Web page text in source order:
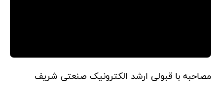
مصاحبه با قبولی ارشد الکترونیک صنعتی شریف